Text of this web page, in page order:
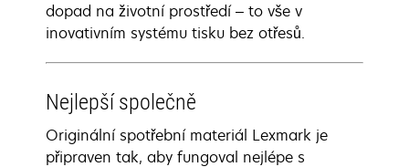
dopad na životní prostředí – to vše v
inovativním systému tisku bez otřesů.
Nejlepší společně
Originální spotřební materiál Lexmark je
připraven tak, aby fungoval nejlépe s